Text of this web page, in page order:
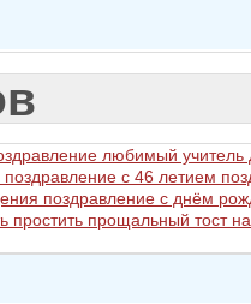
любимый учитель
поздравление с 46 летием
поздравление с днём
простить прощальный тост